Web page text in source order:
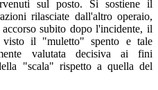
sul posto. Si sostiene il
rilasciate dall'altro operaio,
subito dopo l'incidente, il
il "muletto" spento e tale
valutata decisiva ai fini
"scala" rispetto a quella del